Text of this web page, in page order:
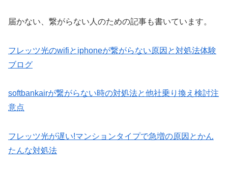
届かない、繋がらない人のための記事も書いています。
フレッツ光のwifiとiphoneが繋がらない原因と対処法体験
ブログ
softbankairが繋がらない時の対処法と他社乗り換え検討注
意点
フレッツ光が遅い!マンションタイプで急増の原因とかん
たんな対処法